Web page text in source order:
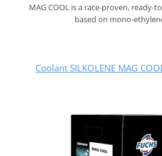
MAG COOL is a race-proven, ready-
based on mono-
Coolant SILKOLENE MAG